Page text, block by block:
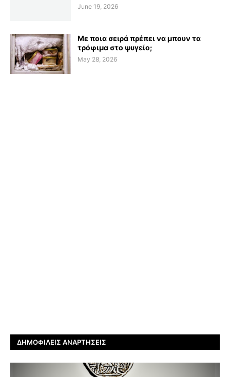
June 19, 2026
Με ποια σειρά πρέπει να μπουν τα
τρόφιμα στο ψυγείο;
May 28, 2026
ΔΗΜΟΦΙΛΕΊΣ ΑΝΑΡΤΉΣΕΙΣ